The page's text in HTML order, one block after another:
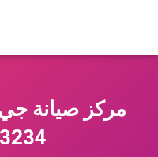
مركز صيانة